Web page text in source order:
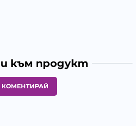
към продукт
КОМЕНТИРАЙ